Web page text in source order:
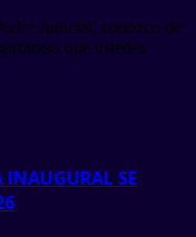
Judicial, conozco de
que ustedes
INAUGURAL SE